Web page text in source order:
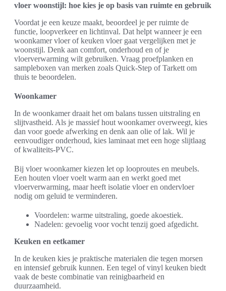
vloer woonstijl: hoe kies je op basis van ruimte en gebruik
Voordat je een keuze maakt, beoordeel je per ruimte de
functie, loopverkeer en lichtinval. Dat helpt wanneer je een
woonkamer vloer of keuken vloer gaat vergelijken met je
woonstijl. Denk aan comfort, onderhoud en of je
vloerverwarming wilt gebruiken. Vraag proefplanken en
sampleboxen van merken zoals Quick-Step of Tarkett om
thuis te beoordelen.
Woonkamer
In de woonkamer draait het om balans tussen uitstraling en
slijtvastheid. Als je massief hout woonkamer overweegt, kies
dan voor goede afwerking en denk aan olie of lak. Wil je
eenvoudiger onderhoud, kies laminaat met een hoge slijtlaag
of kwaliteits-PVC.
Bij vloer woonkamer kiezen let op looproutes en meubels.
Een houten vloer voelt warm aan en werkt goed met
vloerverwarming, maar heeft isolatie vloer en ondervloer
nodig om geluid te verminderen.
Voordelen: warme uitstraling, goede akoestiek.
Nadelen: gevoelig voor vocht tenzij goed afgedicht.
Keuken en eetkamer
In de keuken kies je praktische materialen die tegen morsen
en intensief gebruik kunnen. Een tegel of vinyl keuken biedt
vaak de beste combinatie van reinigbaarheid en
duurzaamheid.